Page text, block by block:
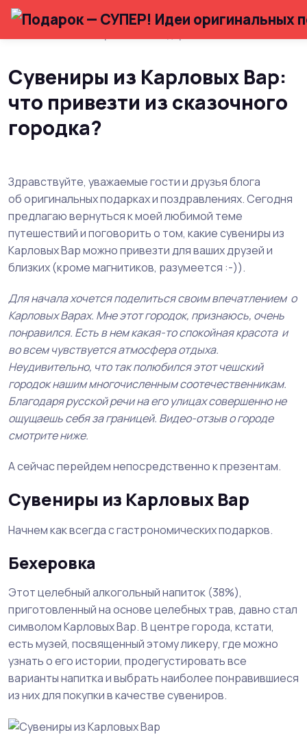
Сувениры из Карловых Вар:
что привезти из сказочного
городка?
Здравствуйте, уважаемые гости и друзья блога
об оригинальных подарках и поздравлениях. Сегодня
предлагаю вернуться к моей любимой теме
путешествий и поговорить о том, какие сувениры из
Карловых Вар можно привезти для ваших друзей и
близких (кроме магнитиков, разумеется :-)).
Для начала хочется поделиться своим впечатлением о
Карловых Варах. Мне этот городок, признаюсь, очень
понравился. Есть в нем какая-то спокойная красота и
во всем чувствуется атмосфера отдыха.
Неудивительно, что так полюбился этот чешский
городок нашим многочисленным соотечественникам.
Благодаря русской речи на его улицах совершенно не
ощущаешь себя за границей. Видео-отзыв о городе
смотрите ниже.
А сейчас перейдем непосредственно к презентам.
Сувениры из Карловых Вар
Начнем как всегда с гастрономических подарков.
Бехеровка
Этот целебный алкогольный напиток (38%),
приготовленный на основе целебных трав, давно стал
символом Карловых Вар. В центре города, кстати,
есть музей, посвященный этому ликеру, где можно
узнать о его истории, продегустировать все
варианты напитка и выбрать наиболее понравившиеся
из них для покупки в качестве сувениров.